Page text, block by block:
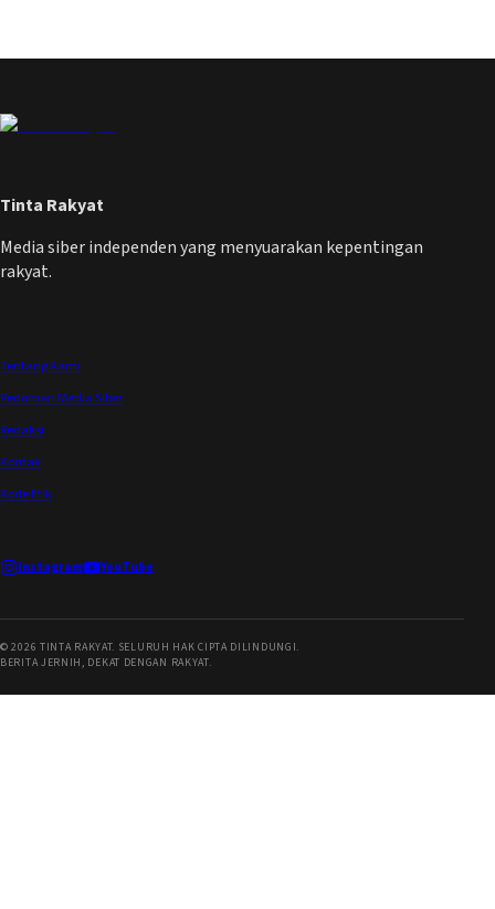
Tinta Rakyat
Media siber independen yang menyuarakan kepentingan
rakyat.
Tentang Kami
Pedoman Media Siber
Redaksi
Kontak
Kode Etik
Instagram YouTube
©2026 TINTA RAKYAT. SELURUH HAK CIPTA DILINDUNGI.
BERITA JERNIH, DEKAT DENGAN RAKYAT.